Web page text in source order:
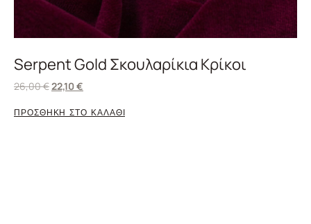
Serpent Gold Σκουλαρίκια Κρίκοι
26,00€22,10€
ΠΡΟΣΘΗΚΗ ΣΤΟ ΚΑΛΑΘΙ